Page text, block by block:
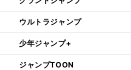
ウルトラジャンプ
少年ジャンプ+
ジャンプTOON